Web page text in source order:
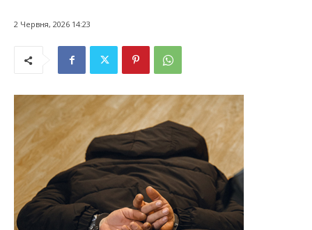
2 Червня, 2026 14:23